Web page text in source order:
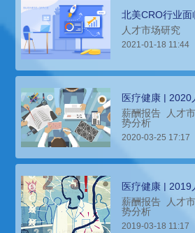
北美CRO行业
题，猎头招聘指南
人才市场研究
2021-01-18 11:44
医疗健康 | 2020
南
薪酬报告 人才
势分析
2020-03-25 17:17
医疗健康 | 2019
南
薪酬报告 人才
势分析
2019-03-18 11:17